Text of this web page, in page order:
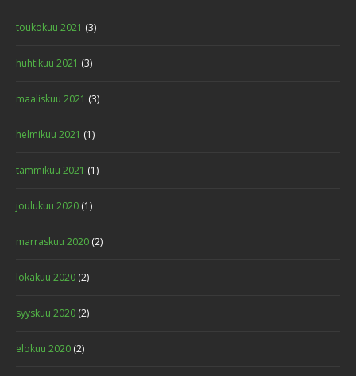
toukokuu 2021 (3)
huhtikuu 2021 (3)
maaliskuu 2021 (3)
helmikuu 2021 (1)
tammikuu 2021 (1)
joulukuu 2020 (1)
marraskuu 2020 (2)
lokakuu 2020 (2)
syyskuu 2020 (2)
elokuu 2020 (2)